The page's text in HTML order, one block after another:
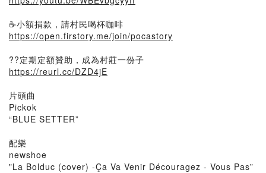
☕️小額捐款，請村民喝杯咖啡
https://open.firstory.me/join/pocastory
?‍?定期定額贊助，成為村莊一份子
https://reurl.cc/DZD4jE
片頭曲
Pickok
“BLUE SETTER”
配樂
newshoe
"La Bolduc (cover) -Ça Va Venir Découragez - Vous Pas”